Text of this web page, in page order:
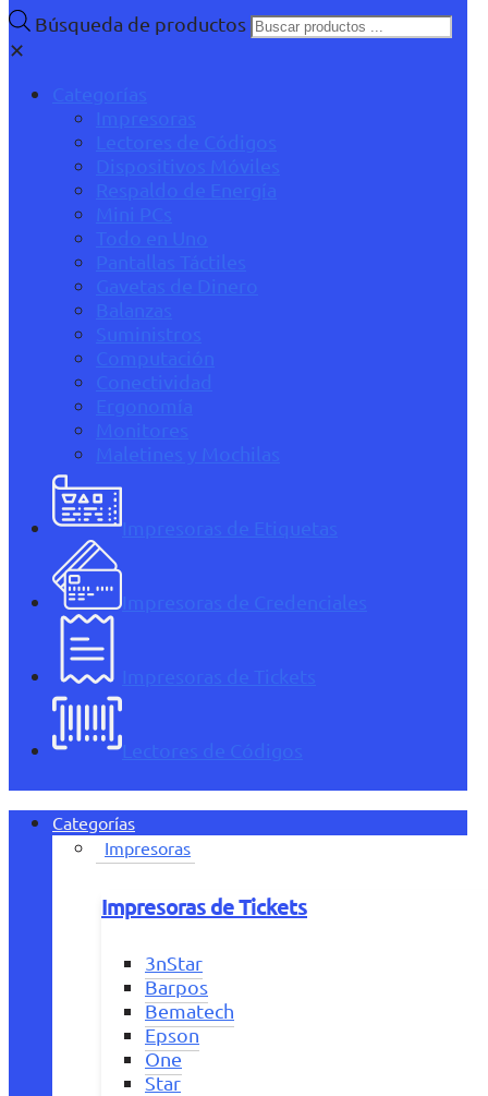
Búsqueda de productos
✕
Categorías
Impresoras
Lectores de Códigos
Dispositivos Móviles
Respaldo de Energía
Mini PCs
Todo en Uno
Pantallas Táctiles
Gavetas de Dinero
Balanzas
Suministros
Computación
Conectividad
Ergonomía
Monitores
Maletines y Mochilas
Impresoras de Etiquetas
Impresoras de Credenciales
Impresoras de Tickets
Lectores de Códigos
Categorías
Impresoras
Impresoras de Tickets
3nStar
Barpos
Bematech
Epson
One
Star